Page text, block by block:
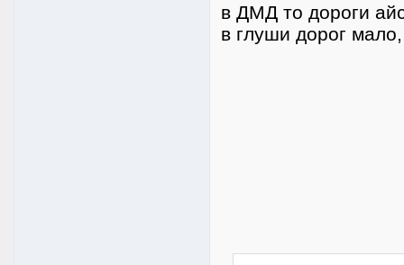
в ДМД то дороги
в глуши дорог